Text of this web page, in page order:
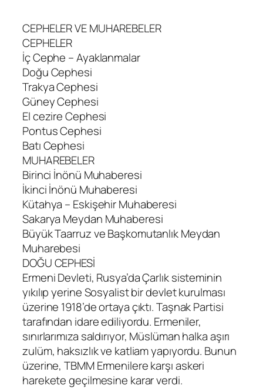
CEPHELER VE MUHAREBELER
CEPHELER
İç Cephe – Ayaklanmalar
Doğu Cephesi
Trakya Cephesi
Güney Cephesi
El cezire Cephesi
Pontus Cephesi
Batı Cephesi
MUHAREBELER
Birinci İnönü Muhaberesi
İkinci İnönü Muhaberesi
Kütahya – Eskişehir Muhaberesi
Sakarya Meydan Muhaberesi
Büyük Taarruz ve Başkomutanlık Meydan
Muharebesi
DOĞU CEPHESİ
Ermeni Devleti, Rusya’da Çarlık sisteminin
yıkılıp yerine Sosyalist bir devlet kurulması
üzerine 1918’de ortaya çıktı. Taşnak Partisi
tarafından idare ediliyordu. Ermeniler,
sınırlarımıza saldırıyor, Müslüman halka aşırı
zulüm, haksızlık ve katliam yapıyordu. Bunun
üzerine, TBMM Ermenilere karşı askeri
harekete geçilmesine karar verdi.